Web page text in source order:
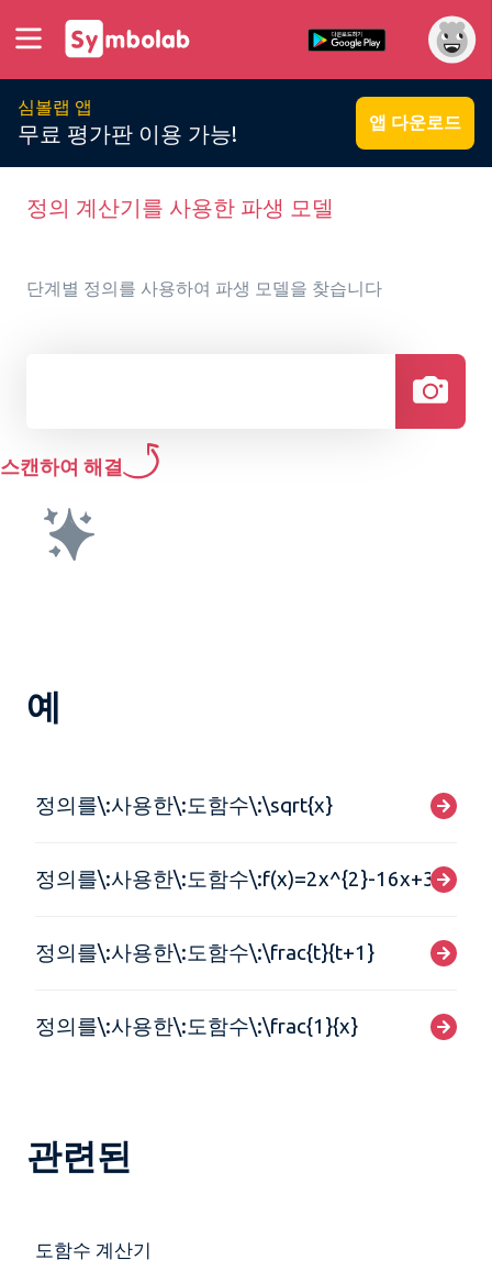
심볼랩 앱
무료 평가판 이용 가능! 앱 다운로드
정의 계산기를 사용한 파생 모델
단계별 정의를 사용하여 파생 모델을 찾습니다
스캔하여 해결
예
정의를\:사용한\:도함수\:\sqrt{x}
정의를\:사용한\:도함수\:f(x)=2x^{2}-16x+35
정의를\:사용한\:도함수\:\frac{t}{t+1}
정의를\:사용한\:도함수\:\frac{1}{x}
관련된
도함수 계산기